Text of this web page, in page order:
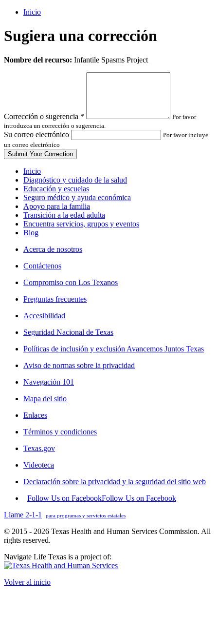
Inicio
Sugiera una corrección
Leave
Nombre del recurso: Infantile Spasms Project
Corrección o sugerencia *
Por favor
introduzca un corrección o sugerencia.
Su correo electrónico
Por favor incluye
un correo electrónico
Inicio
Diagnóstico y cuidado de la salud
Educación y escuelas
Seguro médico y ayuda económica
Apoyo para la familia
Transición a la edad adulta
Encuentra servicios, grupos y eventos
Blog
Acerca de nosotros
Contáctenos
Compromiso con Los Texanos
Preguntas frecuentes
Accesibilidad
Seguridad Nacional de Texas
Políticas de inclusión y exclusión Avancemos Juntos Texas
Aviso de normas sobre la privacidad
Navegación 101
Mapa del sitio
Enlaces
Términos y condiciones
Texas.gov
Videoteca
Declaración sobre la privacidad y la seguridad del sitio web
Follow Us on FacebookFollow Us on Facebook
Llame 2-1-1
para programas y servicios estatales
© 2015 - 2026 Texas Health and Human Services Commission. All
rights reserved.
Navigate Life Texas is a project of:
Volver al inicio